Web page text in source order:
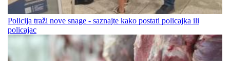
Policija traži nove snage - saznajte kako postati policajka ili
policajac